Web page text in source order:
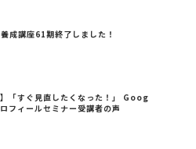
成講座61期終了しました！
】「すぐ見直したくなった！」 Goog
フィールセミナー受講者の声